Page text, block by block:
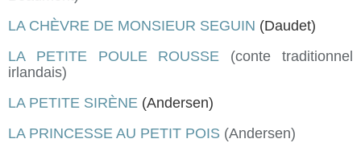
LA CHÈVRE DE MONSIEUR SEGUIN (Daudet)
LA PETITE POULE ROUSSE (conte traditionnel
irlandais)
LA PETITE SIRÈNE (Andersen)
LA PRINCESSE AU PETIT POIS (Andersen)